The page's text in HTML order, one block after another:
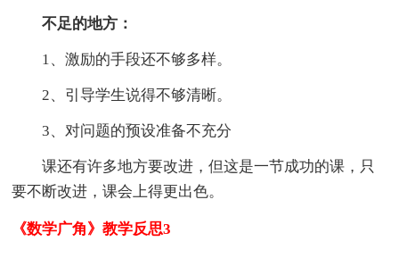
不足的地方：
1、激励的手段还不够多样。
2、引导学生说得不够清晰。
3、对问题的预设准备不充分
课还有许多地方要改进，但这是一节成功的课，只
要不断改进，课会上得更出色。
《数学广角》教学反思3